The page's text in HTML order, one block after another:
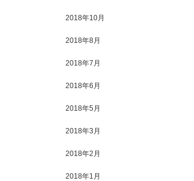
2018年10月
2018年8月
2018年7月
2018年6月
2018年5月
2018年3月
2018年2月
2018年1月